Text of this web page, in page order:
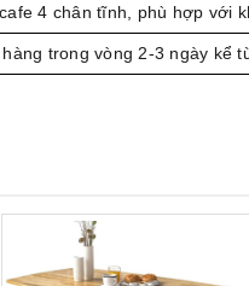
4 chân tĩnh, phù hợp với
trong vòng 2-3 ngày kể